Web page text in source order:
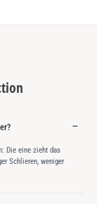
Die eine zieht das
Schlieren, weniger